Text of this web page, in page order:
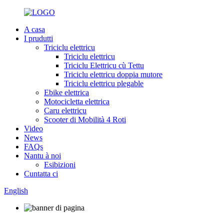
A casa
I prudutti
Triciclu elettricu
Triciclu elettricu
Triciclu Elettricu cù Tettu
Triciclu elettricu doppia mutore
Triciclu elettricu plegable
Ebike elettrica
Motocicletta elettrica
Caru elettricu
Scooter di Mobilità 4 Roti
Video
News
FAQs
Nantu à noi
Esibizioni
Cuntatta ci
English